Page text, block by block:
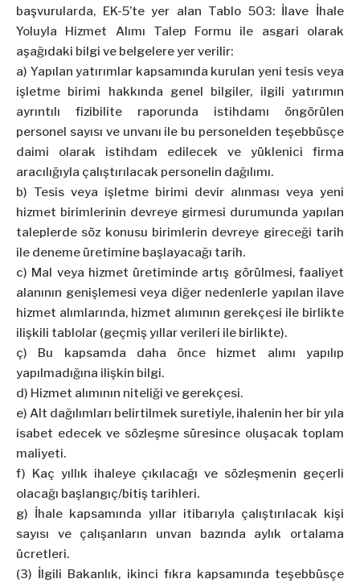
başvurularda, EK-5’te yer alan Tablo 503: İlave İhale
Yoluyla Hizmet Alımı Talep Formu ile asgari olarak
aşağıdaki bilgi ve belgelere yer verilir:
a) Yapılan yatırımlar kapsamında kurulan yeni tesis veya
işletme birimi hakkında genel bilgiler, ilgili yatırımın
ayrıntılı fizibilite raporunda istihdamı öngörülen
personel sayısı ve unvanı ile bu personelden teşebbüsçe
daimi olarak istihdam edilecek ve yüklenici firma
aracılığıyla çalıştırılacak personelin dağılımı.
b) Tesis veya işletme birimi devir alınması veya yeni
hizmet birimlerinin devreye girmesi durumunda yapılan
taleplerde söz konusu birimlerin devreye gireceği tarih
ile deneme üretimine başlayacağı tarih.
c) Mal veya hizmet üretiminde artış görülmesi, faaliyet
alanının genişlemesi veya diğer nedenlerle yapılan ilave
hizmet alımlarında, hizmet alımının gerekçesi ile birlikte
ilişkili tablolar (geçmiş yıllar verileri ile birlikte).
ç) Bu kapsamda daha önce hizmet alımı yapılıp
yapılmadığına ilişkin bilgi.
d) Hizmet alımının niteliği ve gerekçesi.
e) Alt dağılımları belirtilmek suretiyle, ihalenin her bir yıla
isabet edecek ve sözleşme süresince oluşacak toplam
maliyeti.
f) Kaç yıllık ihaleye çıkılacağı ve sözleşmenin geçerli
olacağı başlangıç/bitiş tarihleri.
g) İhale kapsamında yıllar itibarıyla çalıştırılacak kişi
sayısı ve çalışanların unvan bazında aylık ortalama
ücretleri.
(3) İlgili Bakanlık, ikinci fıkra kapsamında teşebbüsçe